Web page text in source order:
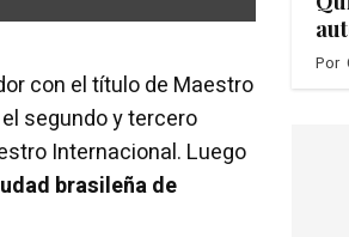
con el título de Maestro
segundo y tercero
Internacional. Luego
brasileña de
Por